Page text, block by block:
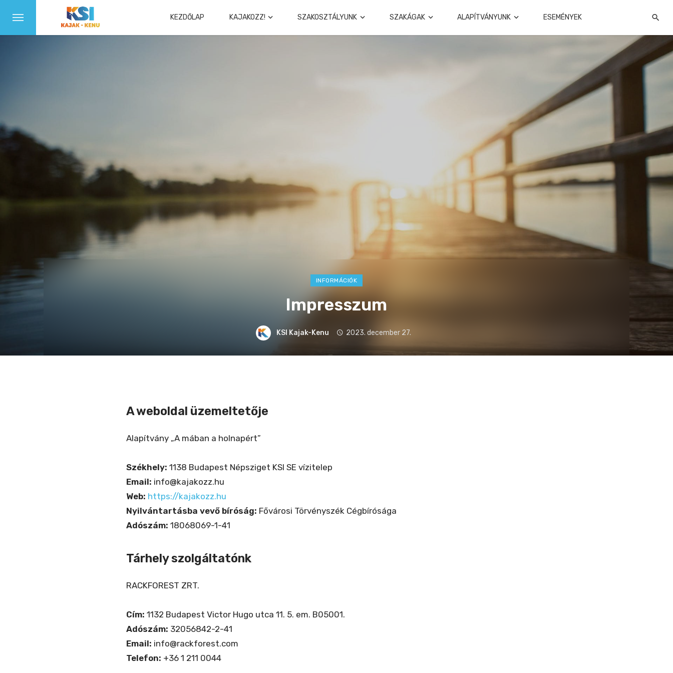
KEZDŐLAP KAJAKOZZ! SZAKOSZTÁLYUNK SZAKÁGAK ALAPÍTVÁNYUNK ESEMÉNYEK
INFORMÁCIÓK
Impresszum
KSI Kajak-Kenu 2023. december 27.
A weboldal üzemeltetője
Alapítvány „A mában a holnapért”
Székhely: 1138 Budapest Népsziget KSI SE vízitelep
Email: info@kajakozz.hu
Web: https://kajakozz.hu
Nyilvántartásba vevő bíróság: Fővárosi Törvényszék Cégbírósága
Adószám: 18068069-1-41
Tárhely szolgáltatónk
RACKFOREST ZRT.
Cím: 1132 Budapest Victor Hugo utca 11. 5. em. B05001.
Adószám: 32056842-2-41
Email: info@rackforest.com
Telefon: +36 1 211 0044